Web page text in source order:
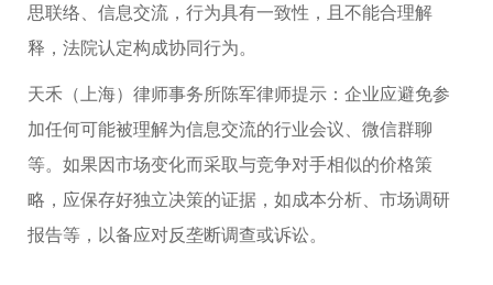
思联络、信息交流，行为具有一致性，且不能合理解
释，法院认定构成协同行为。
天禾（上海）律师事务所陈军律师提示：企业应避免参
加任何可能被理解为信息交流的行业会议、微信群聊
等。如果因市场变化而采取与竞争对手相似的价格策
略，应保存好独立决策的证据，如成本分析、市场调研
报告等，以备应对反垄断调查或诉讼。